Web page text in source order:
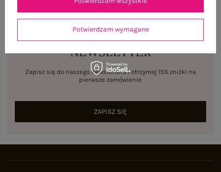
NEWSLETTER
Zapisz się do naszego newslettera i otrzymaj 15% zniżki na
pierwsze zamówienie
ZAPISZ SIĘ
Potwierdzam wymagane